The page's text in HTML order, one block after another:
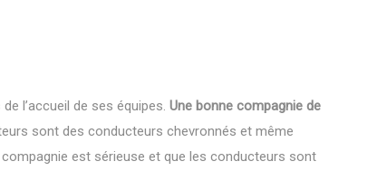
l’accueil de ses équipes. Une bonne compagnie de
sont des conducteurs chevronnés et même
est sérieuse et que les conducteurs sont